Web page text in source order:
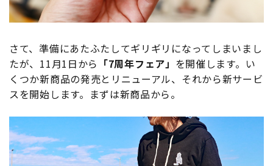
さて、準備にあたふたしてギリギリになってしまいまし
たが、11月1日から 「7周年フェア」 を開催します。い
くつか新商品の発売とリニューアル、それから新サービ
スを開始します。まずは新商品から。